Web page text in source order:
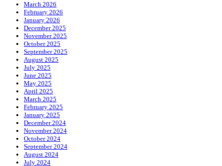
March 2026
February 2026
January 2026
December 2025
November 2025
October 2025
September 2025
August 2025
July 2025
June 2025
May 2025
April 2025
March 2025
February 2025
January 2025
December 2024
November 2024
October 2024
September 2024
August 2024
July 2024